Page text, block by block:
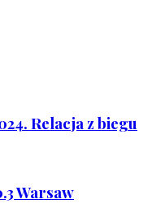
Relacja z biegu
Warsaw